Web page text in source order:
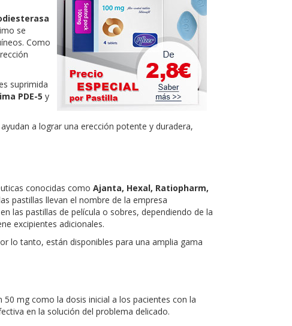
se
Como
suprimida
PDE-5 y
a lograr una erección potente y duradera,
conocidas como Ajanta, Hexal, Ratiopharm,
pastillas llevan el nombre de la empresa
las pastillas de película o sobres, dependiendo de la
excipientes adicionales.
lo tanto, están disponibles para una amplia gama
mg como la dosis inicial a los pacientes con la
en la solución del problema delicado.